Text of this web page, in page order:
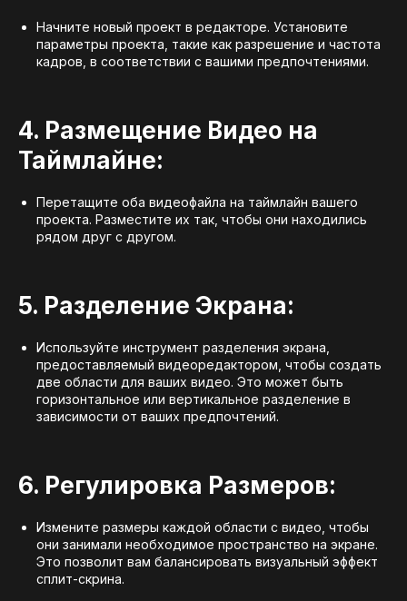
Начните новый проект в редакторе. Установите
параметры проекта, такие как разрешение и частота
кадров, в соответствии с вашими предпочтениями.
4. Размещение Видео на
Таймлайне:
Перетащите оба видеофайла на таймлайн вашего
проекта. Разместите их так, чтобы они находились
рядом друг с другом.
5. Разделение Экрана:
Используйте инструмент разделения экрана,
предоставляемый видеоредактором, чтобы создать
две области для ваших видео. Это может быть
горизонтальное или вертикальное разделение в
зависимости от ваших предпочтений.
6. Регулировка Размеров:
Измените размеры каждой области с видео, чтобы
они занимали необходимое пространство на экране.
Это позволит вам балансировать визуальный эффект
сплит-скрина.